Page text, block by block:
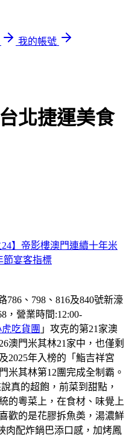
我的帳號
北捷運美食
】帝影樓澳門連續十年米
節宴客指標
786、798、816及840號新濠
，營業時間:12:00-
吃貨團 」攻克的第21家澳
澳門米其林21家中，也僅剩
2025年入榜的「鮨吉祥宮
米其林第12團完成全制霸。
真的超飽，前菜到甜點，
的粵菜上，在食材、味覺上
歡的是花膠拆魚𡙡，湯濃鮮
肉配炸鍋巴添口感，加烤鳳